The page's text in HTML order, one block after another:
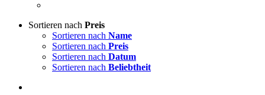
Sortieren nach Preis
Sortieren nach Name
Sortieren nach Preis
Sortieren nach Datum
Sortieren nach Beliebtheit